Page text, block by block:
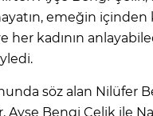
emeğin içinden
her kadının
söz alan Nilüfer
Ayşe Bengi Çelik ile